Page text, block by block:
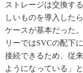
ストレージは交換す
しいものを導入した
ケースが基本だった
リーではSVCの配下
接続できるため、従
ようになっている」と